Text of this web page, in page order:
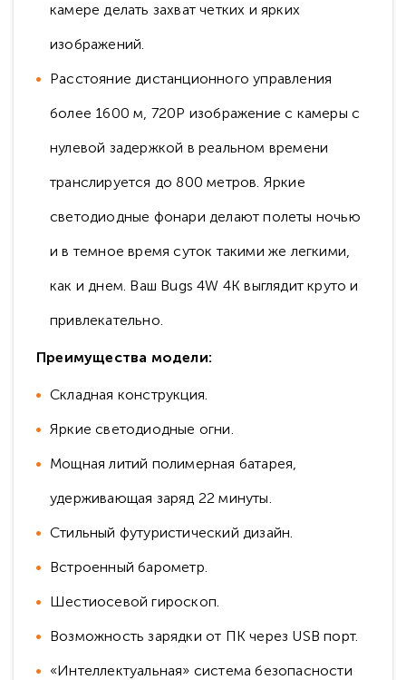
камере делать захват четких и ярких
изображений.
Расстояние дистанционного управления
более 1600 м, 720P изображение с камеры с
нулевой задержкой в реальном времени
транслируется до 800 метров. Яркие
светодиодные фонари делают полеты ночью
и в темное время суток такими же легкими,
как и днем. Ваш Bugs 4W 4K выглядит круто и
привлекательно.
Преимущества модели:
Складная конструкция.
Яркие светодиодные огни.
Мощная литий полимерная батарея,
удерживающая заряд 22 минуты.
Стильный футуристический дизайн.
Встроенный барометр.
Шестиосевой гироскоп.
Возможность зарядки от ПК через USB порт.
«Интеллектуальная» система безопасности